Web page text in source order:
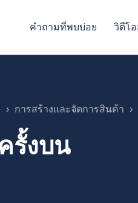
คำถามที่พบบ่อย วิดีโ
การสร้างและจัดการสินค้า
รั้งบน